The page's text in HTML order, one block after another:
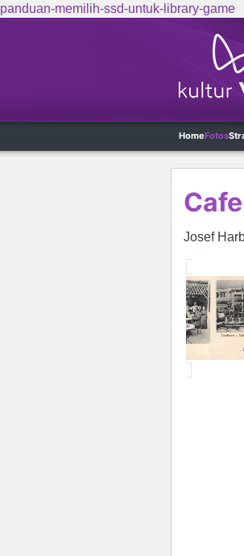
panduan-memilih-ssd-untuk-library-game
HomeFotos
Josef